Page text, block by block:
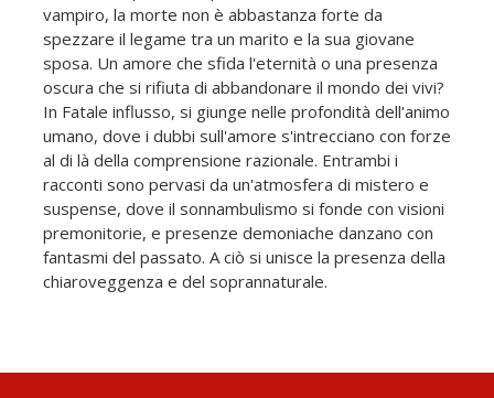
vampiro, la morte non è abbastanza forte da
spezzare il legame tra un marito e la sua giovane
sposa. Un amore che sfida l'eternità o una presenza
oscura che si rifiuta di abbandonare il mondo dei vivi?
In Fatale influsso, si giunge nelle profondità dell'animo
umano, dove i dubbi sull'amore s'intrecciano con forze
al di là della comprensione razionale. Entrambi i
racconti sono pervasi da un'atmosfera di mistero e
suspense, dove il sonnambulismo si fonde con visioni
premonitorie, e presenze demoniache danzano con
fantasmi del passato. A ciò si unisce la presenza della
chiaroveggenza e del soprannaturale.